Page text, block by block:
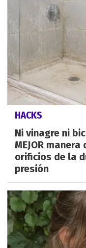
HACKS
Ni vinagre ni
MEJOR
orificios de la
presión